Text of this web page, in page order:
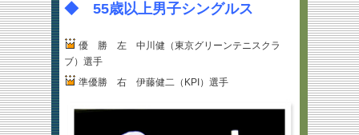
◆ 55歳以上男子シングルス
優 勝 左 中川健（東京グリーンテニスクラ
ブ）選手
準優勝 右 伊藤健二（KPI）選手